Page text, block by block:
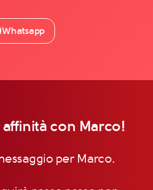
Whatsapp
con Marco!
per Marco.